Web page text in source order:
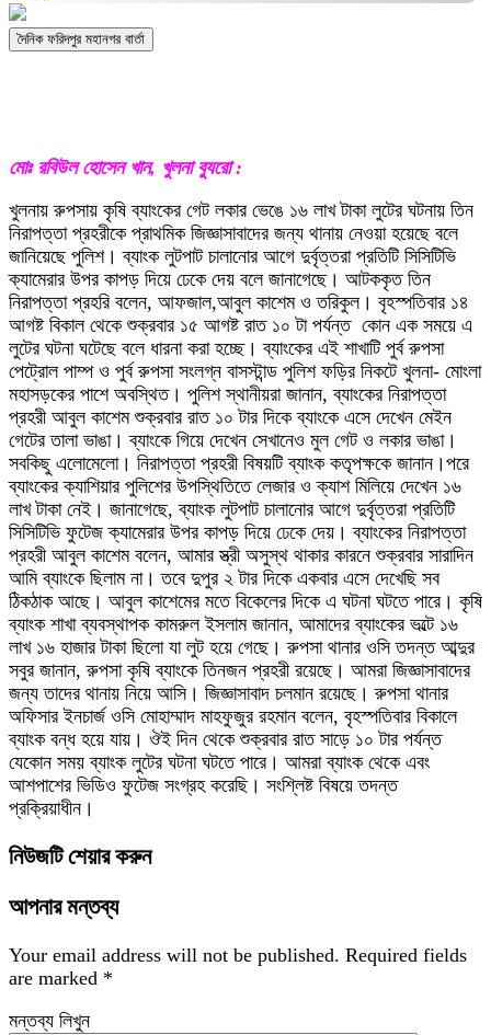
দৈনিক ফরিদপুর মহানগর বার্তা
মোঃ রবিউল হোসেন খান, খুলনা ব্যুরো :
খুলনায় রুপসায় কৃষি ব্যাংকের গেট লকার ভেঙে ১৬ লাখ টাকা লুটের ঘটনায় তিন
নিরাপত্তা প্রহরীকে প্রাথমিক জিজ্ঞাসাবাদের জন্য থানায় নেওয়া হয়েছে বলে
জানিয়েছে পুলিশ। ব্যাংক লুটপাট চালানোর আগে দুর্বৃত্তরা প্রতিটি সিসিটিভি
ক্যামেরার উপর কাপড় দিয়ে ঢেকে দেয় বলে জানাগেছে। আটককৃত তিন
নিরাপত্তা প্রহরি বলেন, আফজাল,আবুল কাশেম ও তরিকুল। বৃহস্পতিবার ১৪
আগষ্ট বিকাল থেকে শুক্রবার ১৫ আগষ্ট রাত ১০ টা পর্যন্ত কোন এক সময়ে এ
লুটের ঘটনা ঘটেছে বলে ধারনা করা হচ্ছে। ব্যাংকের এই শাখাটি পুর্ব রুপসা
পেট্রোল পাম্প ও পুর্ব রুপসা সংলগ্ন বাসস্টান্ড পুলিশ ফড়ির নিকটে খুলনা- মোংলা
মহাসড়কের পাশে অবস্থিত। পুলিশ স্থানীয়রা জানান, ব্যাংকের নিরাপত্তা
প্রহরী আবুল কাশেম শুক্রবার রাত ১০ টার দিকে ব্যাংকে এসে দেখেন মেইন
গেটের তালা ভাঙা। ব্যাংকে গিয়ে দেখেন সেখানেও মুল গেট ও লকার ভাঙা।
সবকিছু এলোমেলো। নিরাপত্তা প্রহরী বিষয়টি ব্যাংক কতৃপক্ষকে জানান।পরে
ব্যাংকের ক্যাশিয়ার পুলিশের উপস্থিতিতে লেজার ও ক্যাশ মিলিয়ে দেখেন ১৬
লাখ টাকা নেই। জানাগেছে, ব্যাংক লুটপাট চালানোর আগে দুর্বৃত্তরা প্রতিটি
সিসিটিভি ফুটেজ ক্যামেরার উপর কাপড় দিয়ে ঢেকে দেয়। ব্যাংকের নিরাপত্তা
প্রহরী আবুল কাশেম বলেন, আমার স্ত্রী অসুস্থ থাকার কারনে শুক্রবার সারাদিন
আমি ব্যাংকে ছিলাম না। তবে দুপুর ২ টার দিকে একবার এসে দেখেছি সব
ঠিকঠাক আছে। আবুল কাশেমের মতে বিকেলের দিকে এ ঘটনা ঘটতে পারে। কৃষি
ব্যাংক শাখা ব্যবস্থাপক কামরুল ইসলাম জানান, আমাদের ব্যাংকের ভল্টে ১৬
লাখ ১৬ হাজার টাকা ছিলো যা লুট হয়ে গেছে। রুপসা থানার ওসি তদন্ত আব্দুর
সবুর জানান, রুপসা কৃষি ব্যাংকে তিনজন প্রহরী রয়েছে। আমরা জিজ্ঞাসাবাদের
জন্য তাদের থানায় নিয়ে আসি। জিজ্ঞাসাবাদ চলমান রয়েছে। রুপসা থানার
অফিসার ইনচার্জ ওসি মোহাম্মাদ মাহফুজুর রহমান বলেন, বৃহস্পতিবার বিকালে
ব্যাংক বন্ধ হয়ে যায়। ঔই দিন থেকে শুক্রবার রাত সাড়ে ১০ টার পর্যন্ত
যেকোন সময় ব্যাংক লুটের ঘটনা ঘটতে পারে। আমরা ব্যাংক থেকে এবং
আশপাশের ভিডিও ফুটেজ সংগ্রহ করেছি। সংশ্লিষ্ট বিষয়ে তদন্ত
প্রক্রিয়াধীন।
নিউজটি শেয়ার করুন
আপনার মন্তব্য
Your email address will not be published. Required fields
are marked *
মন্তব্য লিখুন